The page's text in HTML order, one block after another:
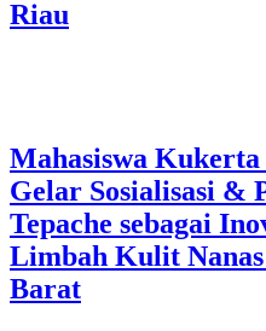
Riau
Mahasiswa
Gelar Sosialisasi &
Tepache sebagai
Limbah Kulit
Barat